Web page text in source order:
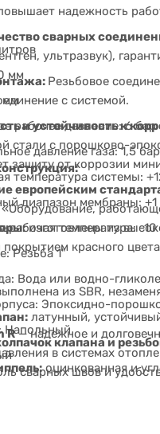
надежность
сварных
ультразвук),
Резьбовое
с системой.
и устойчивость к
стали с порошково-
защиту от коррозии
европейским
мм
мм
рабочее давление: 6 бар
давление газа: 1,5 бар
температура системы:
диапазон мембраны: +1
рабочая температура: -10
Резьба 1"
Вода или водно-
Эпоксидно-
Напольный
изготовлены из
красного
из SBR,
латунный,
клапана и
оцинкованная и
R— надежное и
в системах
сварных швов и